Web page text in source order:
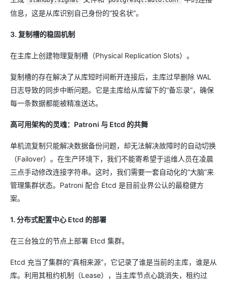
信息，这是从库识别自己身份的“投名状”。
3. 复制槽的稳固机制
在主库上创建物理复制槽（Physical Replication Slots）。
复制槽的存在解决了从库短时间断开连接后，主库过早删除 WAL
日志导致的同步中断问题。它是主库给从库留下的“备忘录”，确保
每一条数据都能被精准送达。
高可用架构的灵魂：Patroni 与 Etcd 的共舞
单机流复制只能解决数据备份问题，却无法解决故障时的自动切换
（Failover）。在生产环境下，我们不能寄希望于运维人员在凌晨
三点手动修改连接字符串。这时，我们需要一套自动化的“大脑”来
管理集群状态。Patroni 配合 Etcd 是目前业界公认的最稳健方
案。
1. 分布式配置中心 Etcd 的部署
在三台独立的节点上部署 Etcd 集群。
Etcd 充当了集群的“真相来源”，它记录了谁是当前的主库，谁是从
库。利用其租约机制（Lease），当主库节点心跳消失，租约过